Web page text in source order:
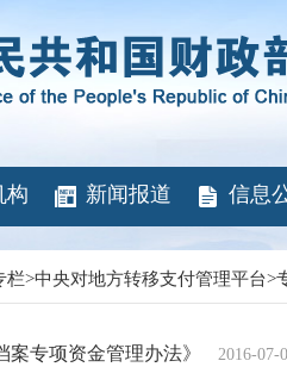
构 新闻报道 信息
栏>中央对地方转移支付管理平台>
案专项资金管理办法》 2016-07-